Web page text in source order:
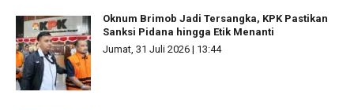
Oknum Brimob Jadi Tersangka, KPK Pastikan
Sanksi Pidana hingga Etik Menanti
Jumat, 31 Juli 2026 | 13:44